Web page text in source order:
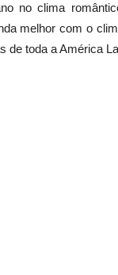
no clima
melhor com o
de toda a América